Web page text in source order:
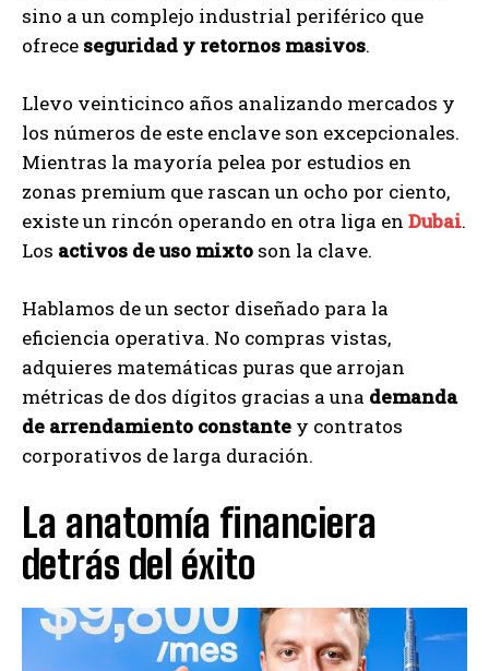
sino a un complejo industrial periférico que
ofrece seguridad y retornos masivos.
Llevo veinticinco años analizando mercados y
los números de este enclave son excepcionales.
Mientras la mayoría pelea por estudios en
zonas premium que rascan un ocho por ciento,
existe un rincón operando en otra liga en Dubai.
Los activos de uso mixto son la clave.
Hablamos de un sector diseñado para la
eficiencia operativa. No compras vistas,
adquieres matemáticas puras que arrojan
métricas de dos dígitos gracias a una demanda
de arrendamiento constante y contratos
corporativos de larga duración.
La anatomía financiera
detrás del éxito